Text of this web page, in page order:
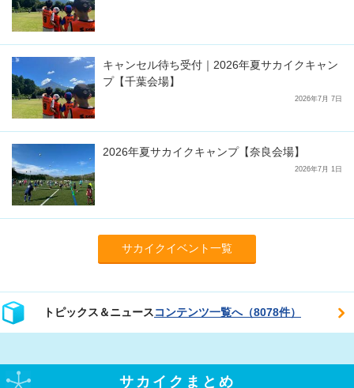
キャンセル待ち受付｜2026年夏サカイクキャン
プ【千葉会場】
2026年7月 7日
2026年夏サカイクキャンプ【奈良会場】
2026年7月 1日
サカイクイベント一覧
トピックス＆ニュースコンテンツ一覧へ（8078件）
サカイクまとめ